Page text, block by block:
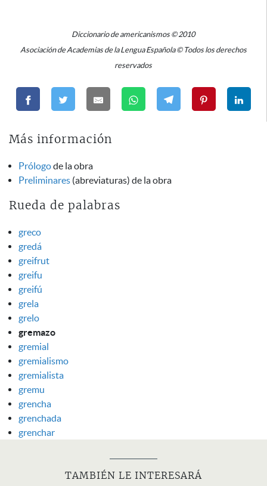
Diccionario de americanismos © 2010
Asociación de Academias de la Lengua Española © Todos los derechos
reservados
Más información
Prólogode la obra
Preliminares (abreviaturas) de la obra
Rueda de palabras
greco
gredá
greifrut
greifu
greifú
grela
grelo
gremazo
gremial
gremialismo
gremialista
gremu
grencha
grenchada
grenchar
TAMBIÉN LE INTERESARÁ